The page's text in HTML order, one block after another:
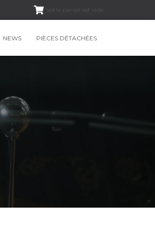
Votre panier est vide.
NEWS PIÈCES DÉTACHÉES